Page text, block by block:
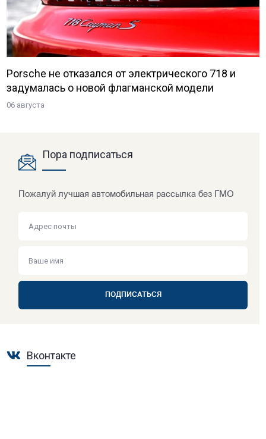
Porsche не отказался от электрического 718 и
задумалась о новой флагманской модели
06 августа
Пора подписаться
Пожалуй лучшая автомобильная рассылка без ГМО
ПОДПИСАТЬСЯ
Вконтакте